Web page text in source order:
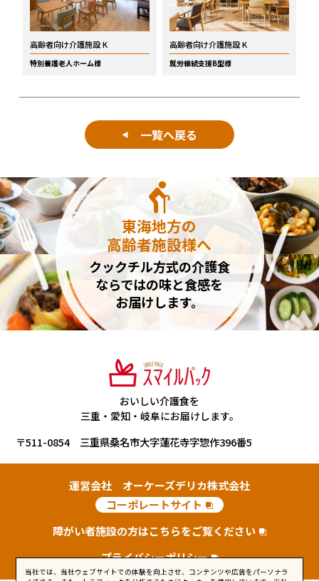
高齢者向け介護施設 K
特別養護老人ホーム様
高齢者向け介護施設 K
就労継続支援B型様
◀ 一覧へ戻る
東海地方の
高齢者施設様へ
クックチル方式の介護食
ならではの味と食感を
お届けします。
おいしい介護食を
三重・愛知・岐阜にお届けします。
〒511-0854 三重県桑名市大字蓮花寺字惣作396番5
運営会社 オーケーズデリカ株式会社
コーポレートサイト
障がい者施設の方はこちらをご覧ください
プライバシーポリシー
当社では、当社ウェブサイトでの体験を向上させ、コンテンツや広告をパーソナラ